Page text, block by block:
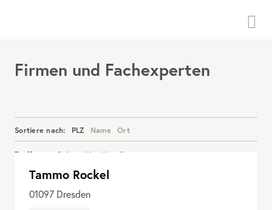
Firmen und Fachexperten
Sortiere nach: PLZ Name Ort
Treffer pro Seite: 20 40 alle
Details anzeigen
Tammo Rockel
01097 Dresden